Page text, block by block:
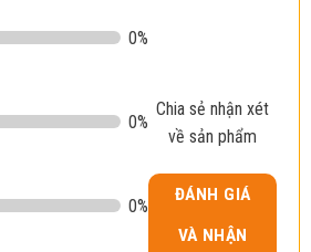
0%
0%
0%
Chia sẻ nhận xét
về sản phẩm
ĐÁNH GIÁ
VÀ NHẬN